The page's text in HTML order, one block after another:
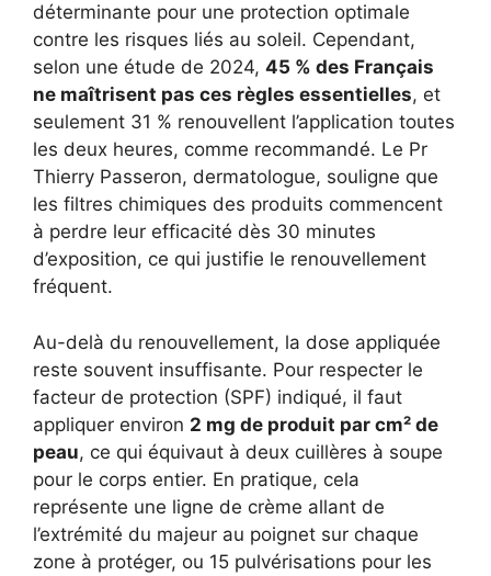
déterminante pour une protection optimale
contre les risques liés au soleil. Cependant,
selon une étude de 2024, 45 % des Français
ne maîtrisent pas ces règles essentielles, et
seulement 31 % renouvellent l’application toutes
les deux heures, comme recommandé. Le Pr
Thierry Passeron, dermatologue, souligne que
les filtres chimiques des produits commencent
à perdre leur efficacité dès 30 minutes
d’exposition, ce qui justifie le renouvellement
fréquent.
Au-delà du renouvellement, la dose appliquée
reste souvent insuffisante. Pour respecter le
facteur de protection (SPF) indiqué, il faut
appliquer environ 2 mg de produit par cm² de
peau, ce qui équivaut à deux cuillères à soupe
pour le corps entier. En pratique, cela
représente une ligne de crème allant de
l’extrémité du majeur au poignet sur chaque
zone à protéger, ou 15 pulvérisations pour les